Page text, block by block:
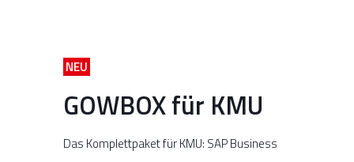
NEU
GOWBOX für KMU
Das Komplettpaket für KMU: SAP Business